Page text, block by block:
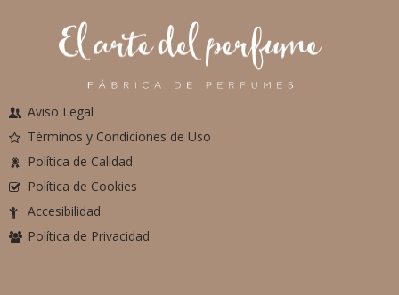
Aviso Legal
Términos y Condiciones de Uso
Política de Calidad
Política de Cookies
Accesibilidad
Política de Privacidad